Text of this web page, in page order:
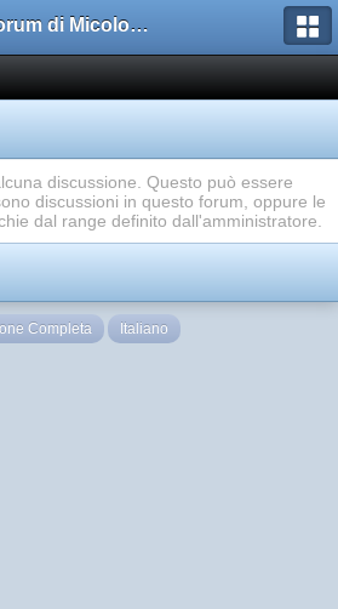
Forum di Micologia AMB Gruppo di Muggia e del Carso
discussione. Questo può essere
discussioni in questo forum, oppure le
dal range definito dall'amministratore.
Completa Italiano